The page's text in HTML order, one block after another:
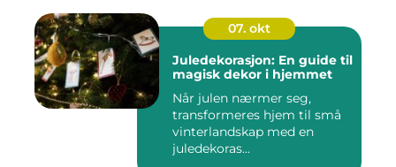
07. okt
Juledekorasjon: En guide til
magisk dekor i hjemmet
Når julen nærmer seg,
transformeres hjem til små
vinterlandskap med en
juledekoras...